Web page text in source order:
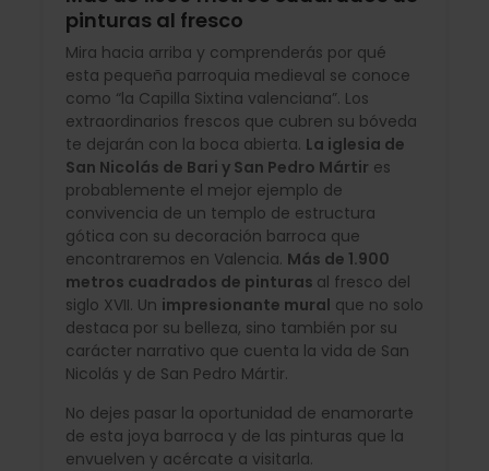
pinturas al fresco
Mira hacia arriba y comprenderás por qué
esta pequeña parroquia medieval se conoce
como “la Capilla Sixtina valenciana”. Los
extraordinarios frescos que cubren su bóveda
te dejarán con la boca abierta. La iglesia de
San Nicolás de Bari y San Pedro Mártir es
probablemente el mejor ejemplo de
convivencia de un templo de estructura
gótica con su decoración barroca que
encontraremos en Valencia. Más de 1.900
metros cuadrados de pinturas al fresco del
siglo XVII. Un impresionante mural que no solo
destaca por su belleza, sino también por su
carácter narrativo que cuenta la vida de San
Nicolás y de San Pedro Mártir.
No dejes pasar la oportunidad de enamorarte
de esta joya barroca y de las pinturas que la
envuelven y acércate a visitarla.